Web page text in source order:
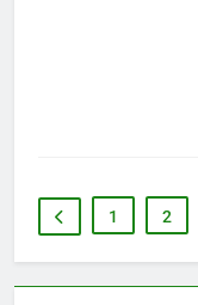
1 2